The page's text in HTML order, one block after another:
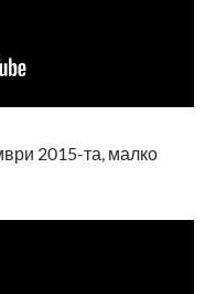
2015-та, малко